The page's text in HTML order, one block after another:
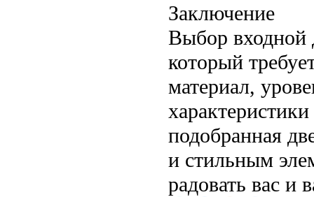
Заключение
Выбор входной
который
материал,
подобранная
и стильным
радовать вас и